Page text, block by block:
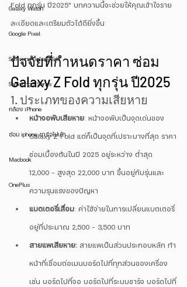
Galaxy Watch
Google Pixel
Samsung Galaxy Tab
Samsung S Serirs
กล้อง iPhone
ซ่อม iphone ชาร์จไม่เข้า
Macbook
OnePlus
Fold ทุกรุ่น ปี2025" บทความนี้จะช่วยให้คุณเข้าใจราย
ละเอียดและเตรียมตัวได้ดียิ่งขึ้น
ปัจจัยที่กำหนดราคา ซ่อม
Galaxy Z Fold ทุกรุ่น ปี2025
1. ประเภทของความเสียหาย
หน้าจอพับเสียหาย: หน้าจอพับเป็นจุดเด่นของ
Galaxy Z Fold แต่ก็เป็นจุดที่เปราะบางที่สุด ราคา
ซ่อมเบื้องต้นในปี 2025 อยู่ระหว่าง ต่ำสุด
12,000 – สูงสุด 22,000 บาท ขึ้นอยู่กับรุ่นและ
ความรุนแรงของปัญหา
แบตเตอรี่เสื่อม: ค่าใช้จ่ายในการเปลี่ยนแบตเตอรี่
อยู่ที่ประมาณ 2,500 – 3,500 บาท
สายแพเสียหาย: สายแพเป็นส่วนประกอบหลัก ทำ
หน้าที่เชื่อมต่อเมนบอร์ดไปที่ทุกส่วนของเครื่อง
เช่น บอร์ดไปที่จอ บอร์ดไปที่ระบบชาร์จ บอร์ดไปที่